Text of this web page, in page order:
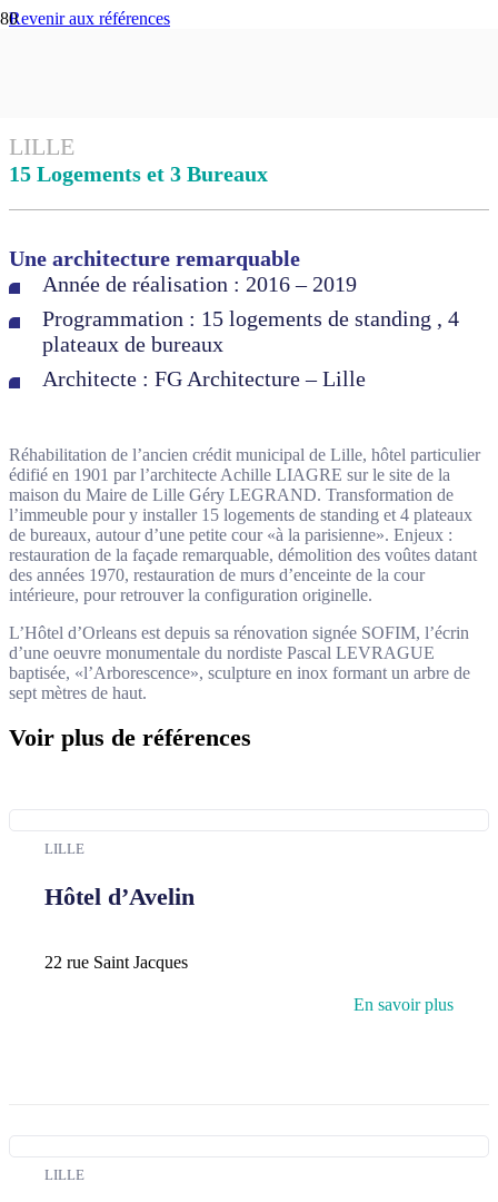
Revenir aux références
LILLE
15 Logements et 3 Bureaux
Une architecture remarquable
Année de réalisation : 2016 – 2019
Programmation : 15 logements de standing , 4
plateaux de bureaux
Architecte : FG Architecture – Lille
Réhabilitation de l’ancien crédit municipal de Lille, hôtel particulier
édifié en 1901 par l’architecte Achille LIAGRE sur le site de la
maison du Maire de Lille Géry LEGRAND. Transformation de
l’immeuble pour y installer 15 logements de standing et 4 plateaux
de bureaux, autour d’une petite cour «à la parisienne». Enjeux :
restauration de la façade remarquable, démolition des voûtes datant
des années 1970, restauration de murs d’enceinte de la cour
intérieure, pour retrouver la configuration originelle.
L’Hôtel d’Orleans est depuis sa rénovation signée SOFIM, l’écrin
d’une oeuvre monumentale du nordiste Pascal LEVRAGUE
baptisée, «l’Arborescence», sculpture en inox formant un arbre de
sept mètres de haut.
Voir plus de références
LILLE
Hôtel d’Avelin
22 rue Saint Jacques
En savoir plus
LILLE